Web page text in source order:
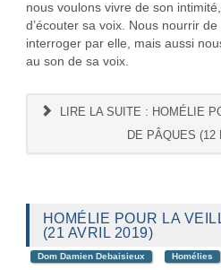
nous voulons vivre de son
d’écouter sa voix. Nous nourrir
interroger par elle, mais aussi
au son de sa voix.
LIRE LA SUITE : HOMÉLIE
DE PÂQUES (12
HOMÉLIE POUR LA
(21 AVRIL 2019)
Dom Damien Debaisieux Homélies